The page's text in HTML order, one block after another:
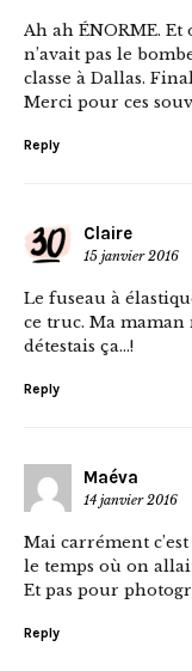
Ah ah ÉNORME. Et
n’avait pas le
classe à Dallas.
Merci pour ces
Reply
Claire
15 janvier 2016
Le fuseau à
ce truc. Ma maman
détestais ça…!
Reply
Maéva
14 janvier 2016
Mai carrément
le temps où on
Et pas pour
Reply